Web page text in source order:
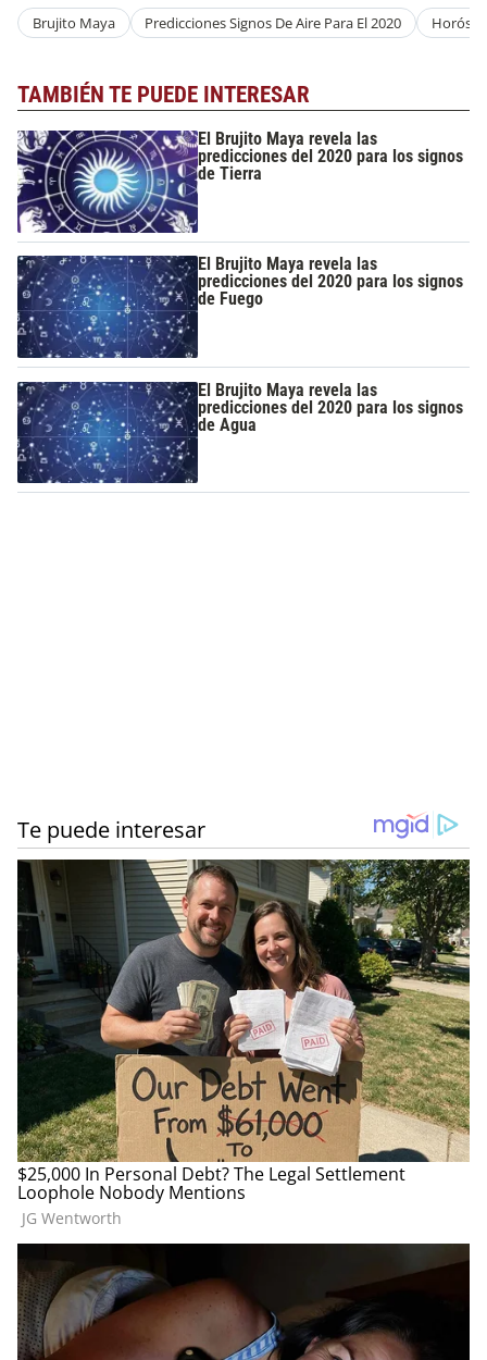
Brujito Maya Predicciones Signos De Aire Para El 2020
TAMBIÉN TE PUEDE INTERESAR
El Brujito Maya revela las
predicciones del 2020 para los signos
de Tierra
El Brujito Maya revela las
predicciones del 2020 para los signos
de Fuego
El Brujito Maya revela las
predicciones del 2020 para los signos
de Agua